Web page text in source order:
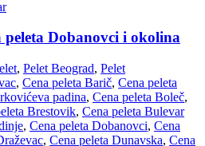
Dobanovci i okolina
, Pelet Beograd, Pelet
, Cena peleta Barič, Cena peleta
padina, Cena peleta Boleč,
Brestovik, Cena peleta Bulevar
, Cena peleta Dobanovci, Cena
, Cena peleta Dunavska, Cena